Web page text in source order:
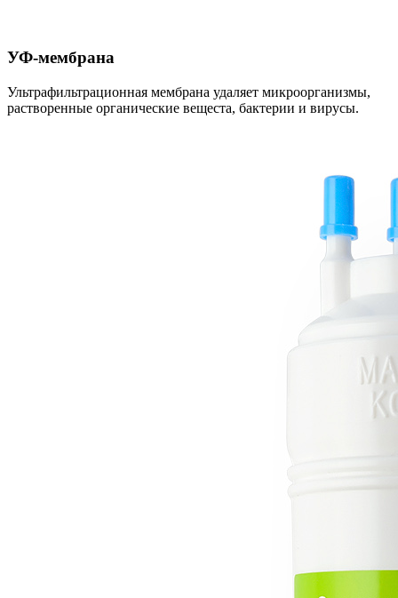
УФ-мембрана
Ультрафильтрационная мембрана удаляет микроорганизмы,
растворенные органические вещеста, бактерии и вирусы.